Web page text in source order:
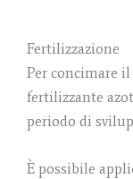
Fertilizzazione
Per concimare
fertilizzante
periodo di
È possibile